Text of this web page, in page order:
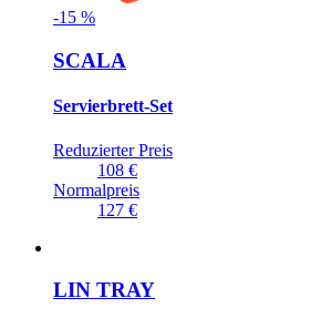
-15 %
SCALA
Servierbrett-Set
Reduzierter Preis
108 €
Normalpreis
127 €
LIN TRAY